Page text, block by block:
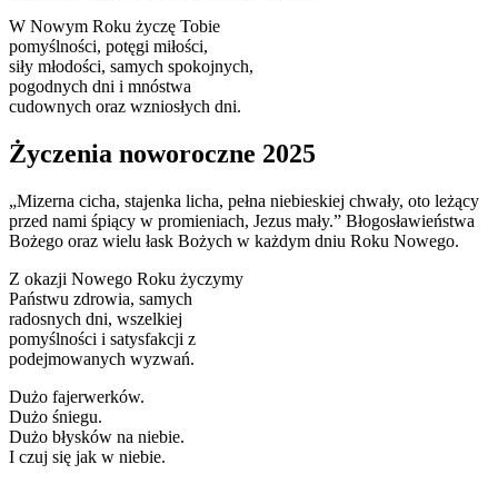
W Nowym Roku życzę Tobie
pomyślności, potęgi miłości,
siły młodości, samych spokojnych,
pogodnych dni i mnóstwa
cudownych oraz wzniosłych dni.
Życzenia noworoczne 2025
„Mizerna cicha, stajenka licha, pełna niebieskiej chwały, oto leżący
przed nami śpiący w promieniach, Jezus mały.” Błogosławieństwa
Bożego oraz wielu łask Bożych w każdym dniu Roku Nowego.
Z okazji Nowego Roku życzymy
Państwu zdrowia, samych
radosnych dni, wszelkiej
pomyślności i satysfakcji z
podejmowanych wyzwań.
Dużo fajerwerków.
Dużo śniegu.
Dużo błysków na niebie.
I czuj się jak w niebie.